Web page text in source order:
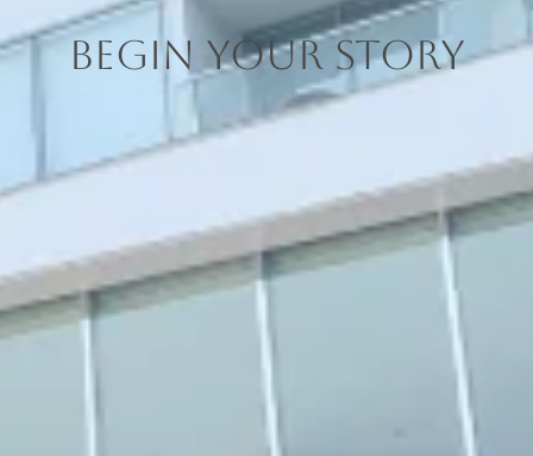
Begin Your Story